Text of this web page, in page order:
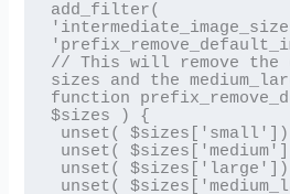
add_filter(
// This will remove the
sizes and the
function
$sizes ) {